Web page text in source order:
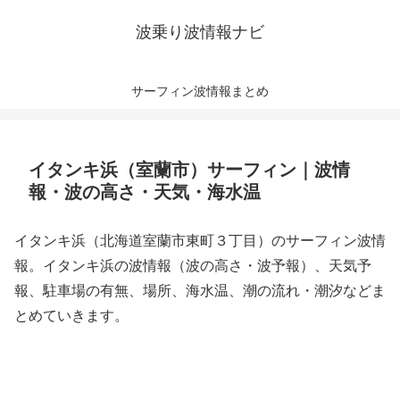
波乗り波情報ナビ
サーフィン波情報まとめ
イタンキ浜（室蘭市）サーフィン｜波情
報・波の高さ・天気・海水温
イタンキ浜（北海道室蘭市東町３丁目）のサーフィン波情
報。イタンキ浜の波情報（波の高さ・波予報）、天気予
報、駐車場の有無、場所、海水温、潮の流れ・潮汐などま
とめていきます。